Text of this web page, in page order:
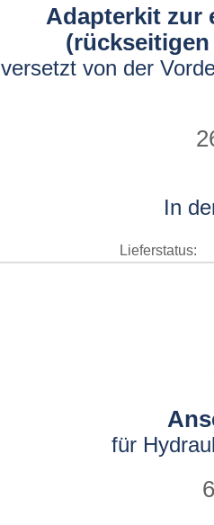
Adapterkit zur
(rückseitigen
versetzt von der
In
Lieferstatus:
für